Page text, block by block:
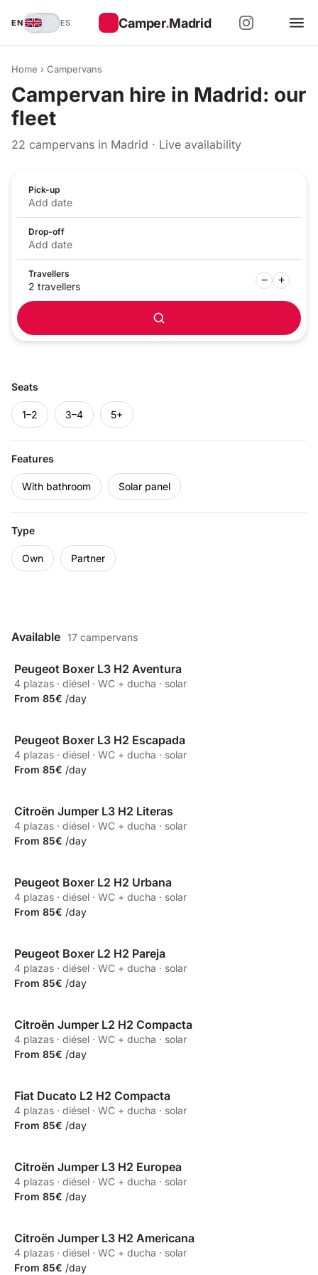
Camper.Madrid
EN ES
Home › Campervans
Campervan hire in Madrid: our
fleet
22 campervans in Madrid · Live availability
Pick-up
Add date
Drop-off
Add date
Travellers
2 travellers
− +
Seats
1–2 3–4 5+
Features
With bathroom Solar panel
Type
Own Partner
Available 17 campervans
Propia
Peugeot Boxer L3 H2 Aventura
4 plazas · diésel · WC + ducha · solar
From 85€ /day
Propia
Peugeot Boxer L3 H2 Escapada
4 plazas · diésel · WC + ducha · solar
From 85€ /day
Propia
Citroën Jumper L3 H2 Literas
4 plazas · diésel · WC + ducha · solar
From 85€ /day
Propia
Peugeot Boxer L2 H2 Urbana
4 plazas · diésel · WC + ducha · solar
From 85€ /day
Propia
Peugeot Boxer L2 H2 Pareja
4 plazas · diésel · WC + ducha · solar
From 85€ /day
Propia
Citroën Jumper L2 H2 Compacta
4 plazas · diésel · WC + ducha · solar
From 85€ /day
Propia
Fiat Ducato L2 H2 Compacta
4 plazas · diésel · WC + ducha · solar
From 85€ /day
Propia
Citroën Jumper L3 H2 Europea
4 plazas · diésel · WC + ducha · solar
From 85€ /day
Propia
Citroën Jumper L3 H2 Americana
4 plazas · diésel · WC + ducha · solar
From 85€ /day